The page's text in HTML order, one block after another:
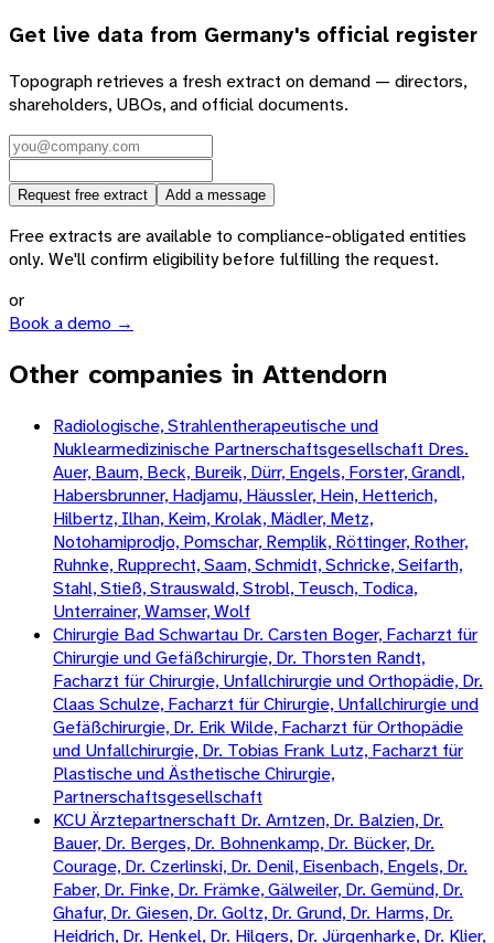
Get live data from Germany's official register
Topograph retrieves a fresh extract on demand — directors,
shareholders, UBOs, and official documents.
Request free extract Add a message
Free extracts are available to compliance-obligated entities
only. We'll confirm eligibility before fulfilling the request.
or
Book a demo →
Other companies in Attendorn
Radiologische, Strahlentherapeutische und
Nuklearmedizinische Partnerschaftsgesellschaft Dres.
Auer, Baum, Beck, Bureik, Dürr, Engels, Forster, Grandl,
Habersbrunner, Hadjamu, Häussler, Hein, Hetterich,
Hilbertz, Ilhan, Keim, Krolak, Mädler, Metz,
Notohamiprodjo, Pomschar, Remplik, Röttinger, Rother,
Ruhnke, Rupprecht, Saam, Schmidt, Schricke, Seifarth,
Stahl, Stieß, Strauswald, Strobl, Teusch, Todica,
Unterrainer, Wamser, Wolf
Chirurgie Bad Schwartau Dr. Carsten Boger, Facharzt für
Chirurgie und Gefäßchirurgie, Dr. Thorsten Randt,
Facharzt für Chirurgie, Unfallchirurgie und Orthopädie, Dr.
Claas Schulze, Facharzt für Chirurgie, Unfallchirurgie und
Gefäßchirurgie, Dr. Erik Wilde, Facharzt für Orthopädie
und Unfallchirurgie, Dr. Tobias Frank Lutz, Facharzt für
Plastische und Ästhetische Chirurgie,
Partnerschaftsgesellschaft
KCU Ärztepartnerschaft Dr. Arntzen, Dr. Balzien, Dr.
Bauer, Dr. Berges, Dr. Bohnenkamp, Dr. Bücker, Dr.
Courage, Dr. Czerlinski, Dr. Denil, Eisenbach, Engels, Dr.
Faber, Dr. Finke, Dr. Främke, Gälweiler, Dr. Gemünd, Dr.
Ghafur, Dr. Giesen, Dr. Goltz, Dr. Grund, Dr. Harms, Dr.
Heidrich, Dr. Henkel, Dr. Hilgers, Dr. Jürgenharke, Dr. Klier,